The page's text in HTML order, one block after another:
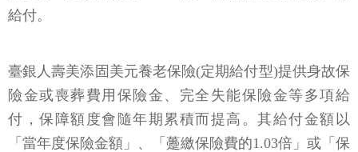
給付。
臺銀人壽美添固美元養老保險(定期給付型)提供身故保
險金或喪葬費用保險金、完全失能保險金等多項給
付，保障額度會隨年期累積而提高。其給付金額以
「當年度保險金額」、「躉繳保險費的1.03倍」或「保